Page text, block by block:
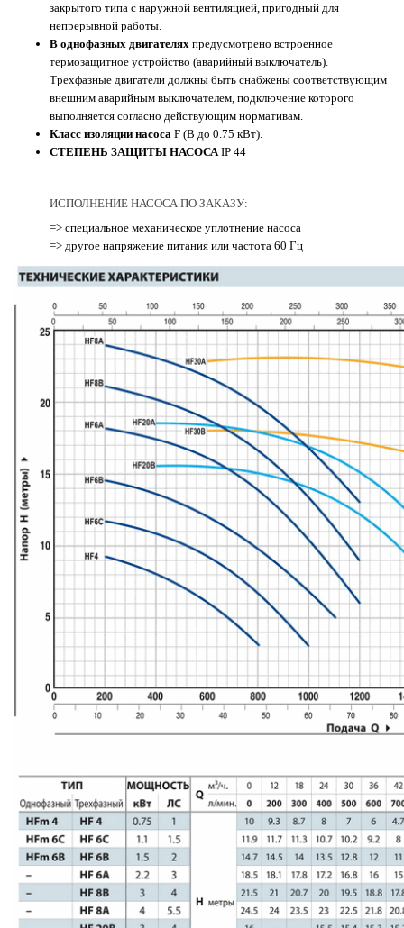
закрытого типа с наружной вентиляцией, пригодный для
непрерывной работы.
В однофазных двигателях предусмотрено встроенное
термозащитное устройство (аварийный выключатель).
Трехфазные двигатели должны быть снабжены соответствующим
внешним аварийным выключателем, подключение которого
выполняется согласно действующим нормативам.
Класс изоляции насоса F (В до 0.75 кВт).
СТЕПЕНЬ ЗАЩИТЫ НАСОСА IP 44
ИСПОЛНЕНИЕ НАСОСА ПО ЗАКАЗУ:
=> специальное механическое уплотнение насоса
=> другое напряжение питания или частота 60 Гц